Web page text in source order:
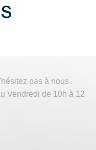
pas à nous
Vendredi de 10h à 12